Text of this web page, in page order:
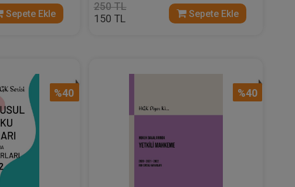
Sepete Ekle
250 TL
150 TL Sepete Ekle
%40 %40